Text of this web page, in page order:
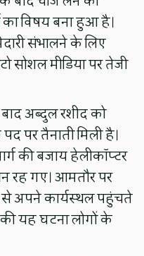
का विषय बना हुआ है।
संभालने के लिए
सोशल मीडिया पर तेजी
बाद अब्दुल रशीद को
पर तैनाती मिली है।
की बजाय हेलीकॉप्टर
रह गए। आमतौर पर
से अपने कार्यस्थल पहुंचते
यह घटना लोगों के